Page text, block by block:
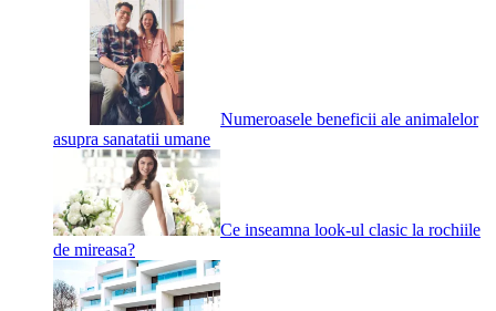
Numeroasele beneficii ale animalelor
asupra sanatatii umane
Ce inseamna look-ul clasic la rochiile
de mireasa?